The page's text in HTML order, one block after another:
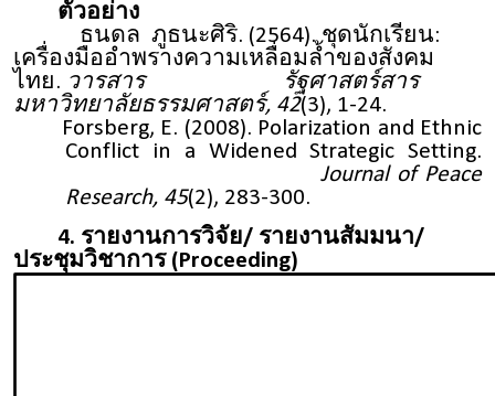
ตัวอย่าง
ธนดล ภูธนะศิริ. (2564). ชุดนักเรียน:
เครื่องมืออำพรางความเหลื่อมล้ำของสังคม
ไทย. วารสาร รัฐศาสตร์สาร
มหาวิทยาลัยธรรมศาสตร์, 42(3), 1-24.
Forsberg, E. (2008). Polarization and Ethnic
Conflict in a Widened Strategic Setting.
Journal of Peace
Research, 45(2), 283-300.
4. รายงานการวิจัย/ รายงานสัมมนา/
ประชุมวิชาการ (Proceeding)